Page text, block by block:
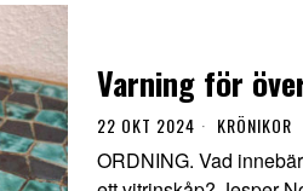
Varning för
22 OKT 2024 KRÖNIKOR
ORDNING. Vad